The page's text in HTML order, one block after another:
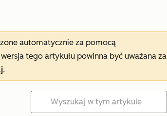
automatycznie za pomocą
tego artykułu powinna być uważana za
.